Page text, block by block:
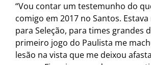
“Vou contar um testemunho do
comigo em 2017 no Santos.
para Seleção, para times grandes
primeiro jogo do Paulista me
lesão na vista que me deixou